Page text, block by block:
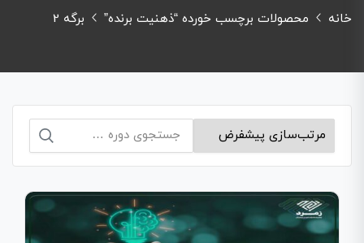
خانه محصولات برچسب خورده “ذهنیت برنده” برگه 2
جستجو